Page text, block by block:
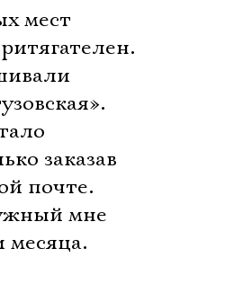
мест
заказав
почте.
мне
месяца.